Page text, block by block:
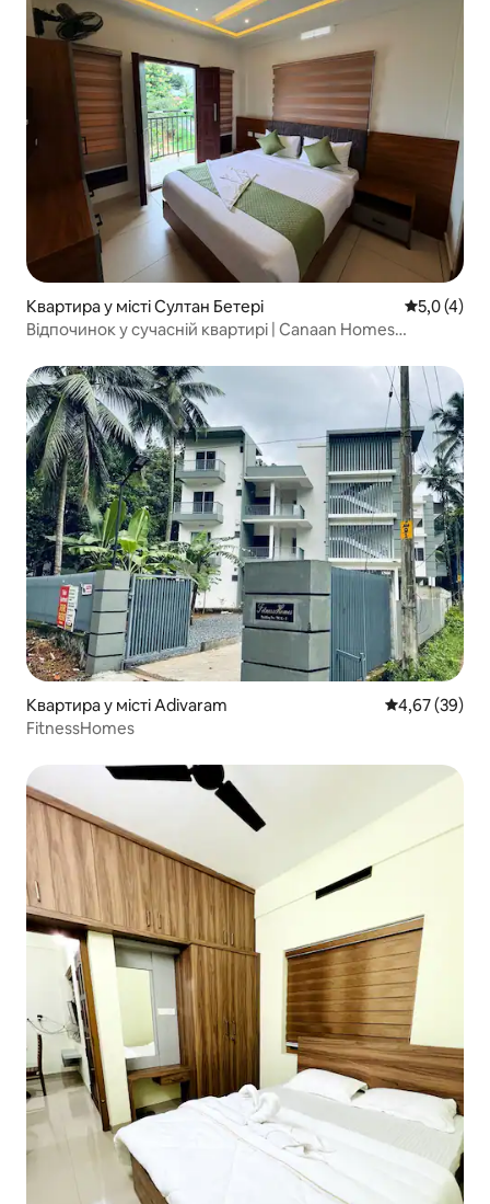
Квартира у місті Султан Бетері Середня
5,0 (4)
Відпочинок у сучасній квартирі | Canaan Homes
Квартира у місті Adivaram Середня
4,67 (39)
FitnessHomes